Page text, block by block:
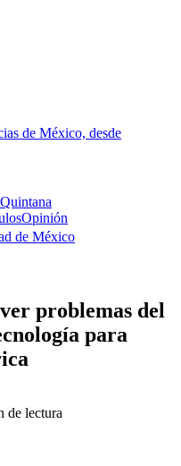
de México, desde
Quintana
Opinión
de México
problemas del
para
de lectura